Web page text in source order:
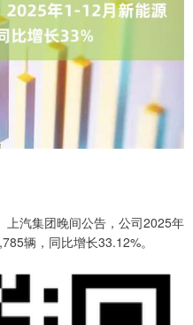
上汽集团晚间公告，公司2025年
辆，同比增长33.12%。